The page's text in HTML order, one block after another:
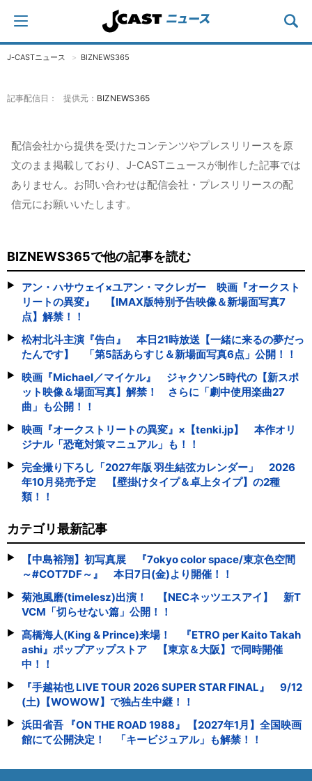
J-CASTニュース BIZNEWS365
記事配信日： 提供元： BIZNEWS365
配信会社から提供を受けたコンテンツやプレスリリースを原
文のまま掲載しており、J-CASTニュースが制作した記事では
ありません。お問い合わせは配信会社・プレスリリースの配
信元にお願いいたします。
BIZNEWS365で他の記事を読む
アン・ハサウェイ×ユアン・マクレガー 映画『オークスト
リートの異変』 【IMAX版特別予告映像＆新場面写真7
点】解禁！！
松村北斗主演『告白』 本日21時放送【一緒に来るの夢だっ
たんです】 「第5話あらすじ＆新場面写真6点」公開！！
映画『Michael／マイケル』 ジャクソン5時代の【新スポ
ット映像＆場面写真】解禁！ さらに「劇中使用楽曲27
曲」も公開！！
映画『オークストリートの異変』×【tenki.jp】 本作オリ
ジナル「恐竜対策マニュアル」も！！
完全撮り下ろし「2027年版 羽生結弦カレンダー」 2026
年10月発売予定 【壁掛けタイプ＆卓上タイプ】の2種
類！！
カテゴリ最新記事
【中島裕翔】初写真展 『7okyo color space/東京色空間
～#COT7DF～』 本日7日(金)より開催！！
菊池風磨(timelesz)出演！ 【NECネッツエスアイ】 新T
VCM「切らせない篇」公開！！
髙橋海人(King & Prince)来場！ 『ETRO per Kaito Takah
ashi』ポップアップストア 【東京＆大阪】で同時開催
中！！
『手越祐也 LIVE TOUR 2026 SUPER STAR FINAL』 9/12
(土)【WOWOW】で独占生中継！！
浜田省吾 『ON THE ROAD 1988』 【2027年1月】全国映画
館にて公開決定！ 「キービジュアル」も解禁！！